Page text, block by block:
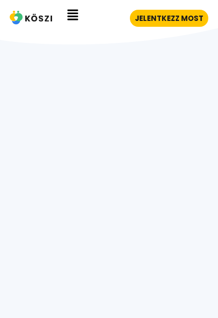
JELENTKEZZ MOST